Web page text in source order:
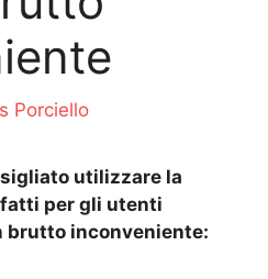
Porciello
utilizzare la
per gli utenti
brutto inconveniente: